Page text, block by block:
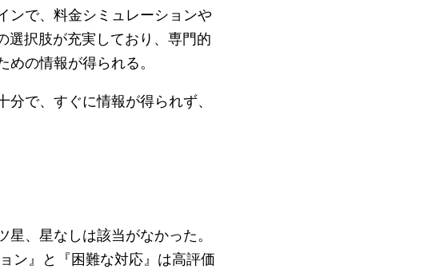
ンで、料金シミュレーションや
選択肢が充実しており、専門的
の情報が得られる。
で、すぐに情報が得られず、
、星なしは該当がなかった。
ン』と『困難な対応』は高評価